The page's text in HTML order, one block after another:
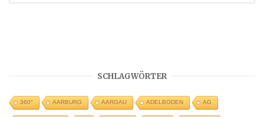
SCHLAGWÖRTER
360° AARBURG AARGAU ADELBODEN AG